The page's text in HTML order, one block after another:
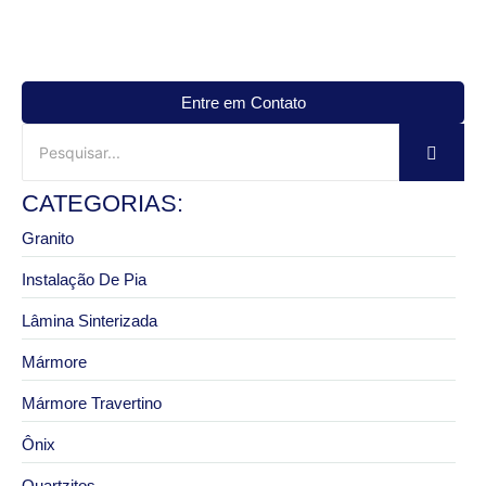
Entre em Contato
CATEGORIAS:
Granito
Instalação De Pia
Lâmina Sinterizada
Mármore
Mármore Travertino
Ônix